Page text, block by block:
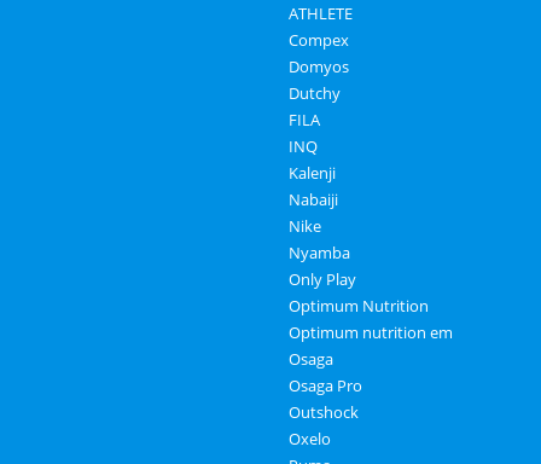
ATHLETE
Compex
Domyos
Dutchy
FILA
INQ
Kalenji
Nabaiji
Nike
Nyamba
Only Play
Optimum Nutrition
Optimum nutrition em
Osaga
Osaga Pro
Outshock
Oxelo